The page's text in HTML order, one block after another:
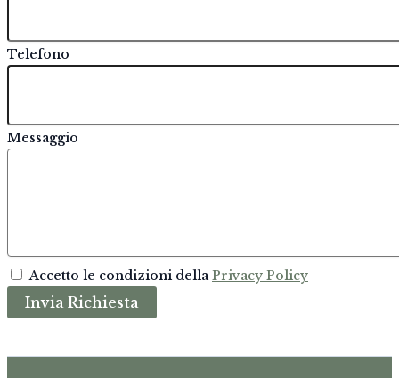
Telefono
Messaggio
Accetto le condizioni dellaPrivacy Policy
Invia Richiesta